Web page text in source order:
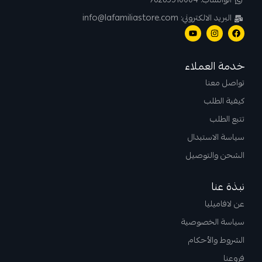
البريد الالكتروني: info@lafamiliastore.com
خدمة العملاء
تواصل معنا
كيفية الطلب
تتبع الطلب
سياسة الاستبدال
الشحن والتوصيل
نبذة عنا
عن لافاميليا
سياسة الخصوصية
الشروط والأحكام
فروعنا